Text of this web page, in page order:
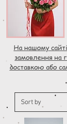
На нашому
замовлення на
доставкою або